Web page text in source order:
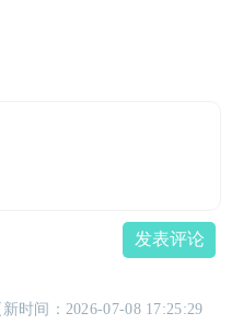
发表评论
时间：2026-07-08 17:25:29